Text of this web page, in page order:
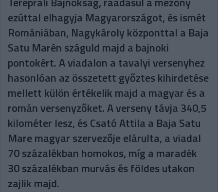
ezúttal elhagyja Magyarországot, és ismét
Romániában, Nagykároly központtal a Baja
Satu Marén száguld majd a bajnoki
pontokért. A viadalon a tavalyi versenyhez
hasonlóan az összetett győztes kihirdetése
mellett külön értékelik majd a magyar és a
román versenyzőket. A verseny távja 340,5
kilométer lesz, és Csató Attila a Baja Satu
Mare magyar szervezője elárulta, a viadal
70 százalékban homokos, míg a maradék
30 százalékban murvás és földes utakon
zajlik majd.